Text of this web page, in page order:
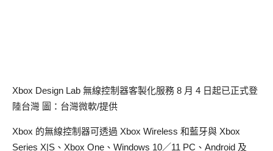
Xbox Design Lab 無線控制器客製化服務 8 月 4 日起已正式登
陸台灣 圖：台灣微軟/提供
Xbox 的無線控制器可透過 Xbox Wireless 和藍牙與 Xbox
Series X|S、Xbox One、Windows 10／11 PC、Android 及